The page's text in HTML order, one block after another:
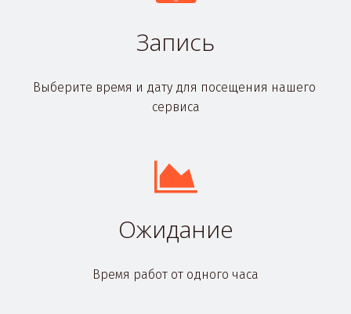
Запись
Выберите время и дату для посещения нашего
сервиса
Ожидание
Время работ от одного часа